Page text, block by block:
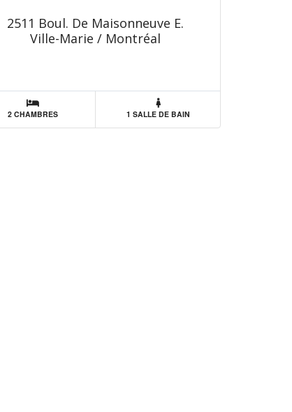
2511 Boul. De Maisonneuve E.
Ville-Marie / Montréal
2 CHAMBRES 1 SALLE DE BAIN